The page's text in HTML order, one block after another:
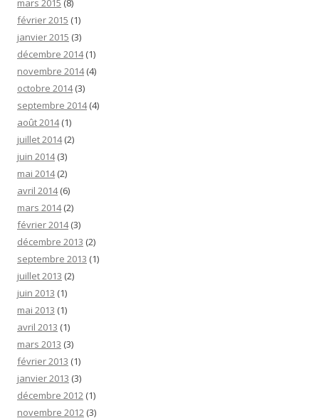
mars 2015 (8)
février 2015 (1)
janvier 2015 (3)
décembre 2014(1)
novembre 2014(4)
octobre 2014(3)
septembre 2014(4)
août 2014(1)
juillet 2014(2)
juin 2014(3)
mai 2014(2)
avril 2014(6)
mars 2014(2)
février 2014(3)
décembre 2013 (2)
septembre 2013 (1)
juillet 2013 (2)
juin 2013 (1)
mai 2013 (1)
avril 2013 (1)
mars 2013 (3)
février 2013 (1)
janvier 2013 (3)
décembre 2012 (1)
novembre 2012 (3)